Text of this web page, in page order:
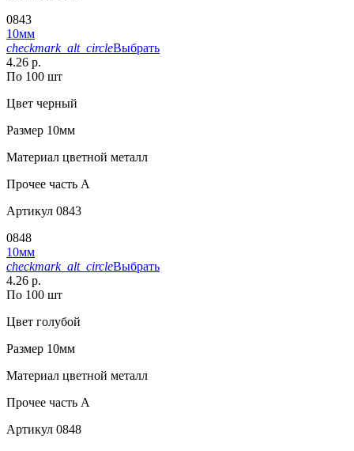
0843
10мм
checkmark_alt_circleВыбрать
4.26 р.
По 100 шт
Цвет черный
Размер 10мм
Материал цветной металл
Прочее часть A
Артикул 0843
0848
10мм
checkmark_alt_circleВыбрать
4.26 р.
По 100 шт
Цвет голубой
Размер 10мм
Материал цветной металл
Прочее часть A
Артикул 0848